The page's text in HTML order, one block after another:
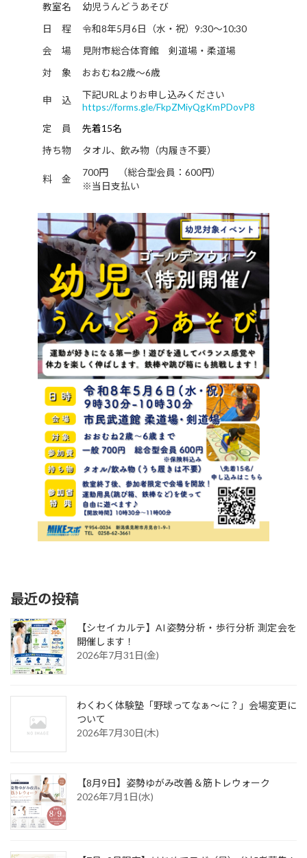
教室名
幼児うんどうあそび
日 程
令和8年5月6日（水・祝）9:30～10:30
会 場
見附市総合体育館 剣道場・柔道場
対 象
おおむね2歳～6歳
申 込
下記URLよりお申し込みください
https://forms.gle/FkpZMiyQgKmPDovP8
定 員
先着15名
持ち物
タオル、飲み物（内履き不要）
料 金
700円 （総合型会員：600円）
※当日支払い
最近の投稿
【シセイカルテ】AI姿勢分析・歩行分析 測定会を
開催します！
2026年7月31日(金)
わくわく体験塾「野球ってなぁ～に？」会場変更に
ついて
2026年7月30日(木)
【8月9日】姿勢ゆがみ改善＆筋トレウォーク
2026年7月1日(水)